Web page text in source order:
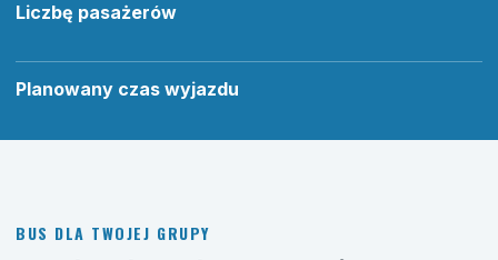
Liczbę pasażerów
Planowany czas wyjazdu
BUS DLA TWOJEJ GRUPY